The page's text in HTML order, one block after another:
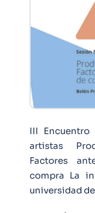
III
artistas
Factores
compra La
universidad